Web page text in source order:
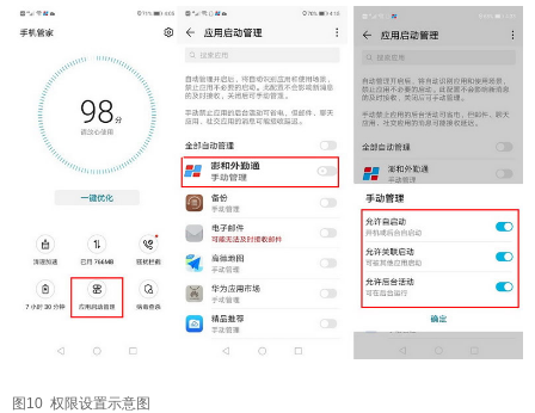
图10 权限设置示意图